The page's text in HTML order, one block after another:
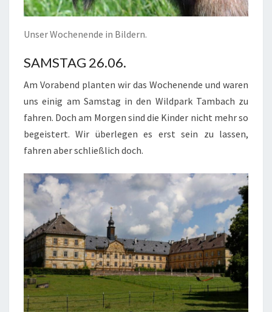
Unser Wochenende in Bildern.
SAMSTAG 26.06.
Am Vorabend planten wir das Wochenende und waren
uns einig am Samstag in den Wildpark Tambach zu
fahren. Doch am Morgen sind die Kinder nicht mehr so
begeistert. Wir überlegen es erst sein zu lassen,
fahren aber schließlich doch.